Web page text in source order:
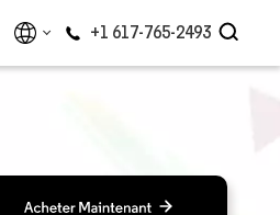
+1 617-765-2493